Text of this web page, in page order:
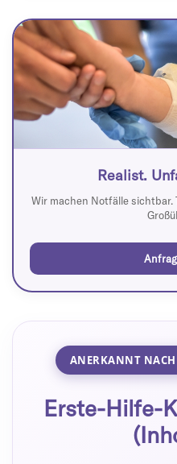
Realist.
Wir machen Notfälle
ANERKANNT NACH
Erste-Hilfe-